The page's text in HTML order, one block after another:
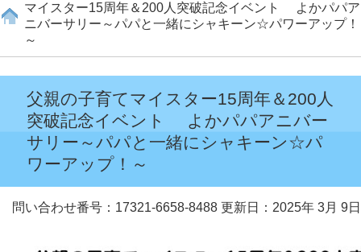
マイスター15周年＆200人突破記念イベント よかパパア
ニバーサリー～パパと一緒にシャキーン☆パワーアップ！
～
父親の子育てマイスター15周年＆200人
突破記念イベント よかパパアニバー
サリー～パパと一緒にシャキーン☆パ
ワーアップ！～
問い合わせ番号：17321-6658-8488 更新日：2025年 3月 9日